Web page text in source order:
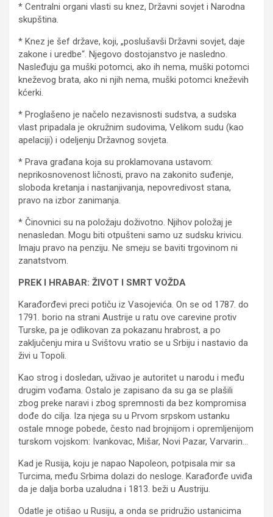
* Centralni organi vlasti su knez, Državni sovjet i Narodna
skupština.
* Knez je šef države, koji, „poslušavši Državni sovjet, daje
zakone i uredbe“. Njegovo dostojanstvo je nasledno.
Nasleđuju ga muški potomci, ako ih nema, muški potomci
kneževog brata, ako ni njih nema, muški potomci kneževih
kćerki.
* Proglašeno je načelo nezavisnosti sudstva, a sudska
vlast pripadala je okružnim sudovima, Velikom sudu (kao
apelaciji) i odeljenju Državnog sovjeta.
* Prava građana koja su proklamovana ustavom:
neprikosnovenost ličnosti, pravo na zakonito suđenje,
sloboda kretanja i nastanjivanja, nepovredivost stana,
pravo na izbor zanimanja.
* Činovnici su na položaju doživotno. Njihov položaj je
nenasledan. Mogu biti otpušteni samo uz sudsku krivicu.
Imaju pravo na penziju. Ne smeju se baviti trgovinom ni
zanatstvom.
PREK I HRABAR: ŽIVOT I SMRT VOŽDA
Karađorđevi preci potiču iz Vasojevića. On se od 1787. do
1791. borio na strani Austrije u ratu ove carevine protiv
Turske, pa je odlikovan za pokazanu hrabrost, a po
zaključenju mira u Svištovu vratio se u Srbiju i nastavio da
živi u Topoli.
Kao strog i dosledan, uživao je autoritet u narodu i među
drugim vođama. Ostalo je zapisano da su ga se plašili
zbog preke naravi i zbog spremnosti da bez kompromisa
dođe do cilja. Iza njega su u Prvom srpskom ustanku
ostale mnoge pobede, često nad brojnijom i opremljenijom
turskom vojskom: Ivankovac, Mišar, Novi Pazar, Varvarin…
Kad je Rusija, koju je napao Napoleon, potpisala mir sa
Turcima, među Srbima dolazi do nesloge. Karađorđe uviđa
da je dalja borba uzaludna i 1813. beži u Austriju.
Odatle je otišao u Rusiju, a onda se pridružio ustanicima